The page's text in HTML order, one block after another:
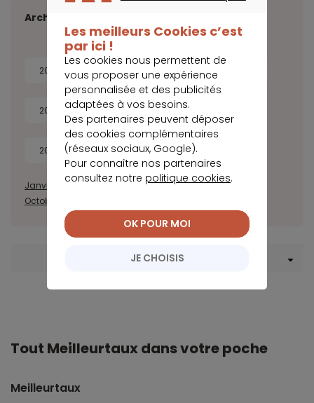
Archives
2026 2025 2024
2022 2021 2020
2018 2017
Janvier Février Mars Avril Juillet Août Septembre
Octobre
Menu Crédit immobilier
Tout Meilleurtaux dans votre poche
Meilleurtaux
Les meilleurs Cookies c’est
par ici !
Les cookies nous permettent de
vous proposer une expérience
personnalisée et des publicités
adaptées à vos besoins.
Des partenaires peuvent déposer
des cookies complémentaires
(réseaux sociaux, Google).
Pour connaître nos partenaires
consultez notre politique cookies.
JE CHOISIS
OK POUR MOI